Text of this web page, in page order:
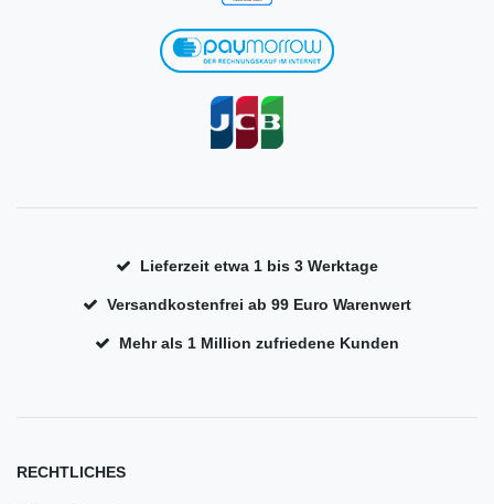
Lieferzeit etwa 1 bis 3 Werktage
Versandkostenfrei ab 99 Euro Warenwert
Mehr als 1 Million zufriedene Kunden
RECHTLICHES